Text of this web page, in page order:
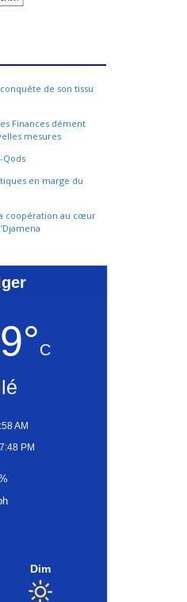
de son tissu
Finances dément
mesures
Qods
en marge du
coopération au cœur
C
AM
PM
Dim